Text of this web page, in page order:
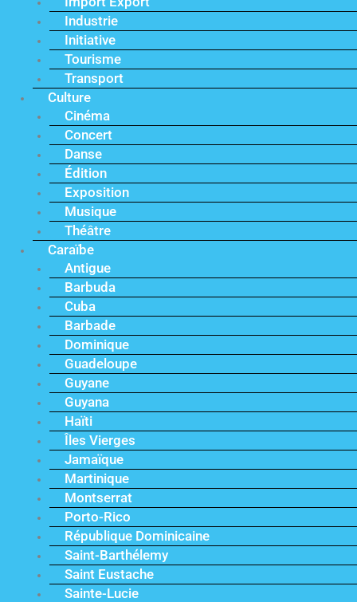
Industrie
Initiative
Tourisme
Transport
Culture
Cinéma
Concert
Danse
Édition
Exposition
Musique
Théâtre
Caraïbe
Antigue
Barbuda
Cuba
Barbade
Dominique
Guadeloupe
Guyane
Guyana
Haïti
Îles Vierges
Jamaïque
Martinique
Montserrat
Porto-Rico
République Dominicaine
Saint-Barthélemy
Saint Eustache
Sainte-Lucie